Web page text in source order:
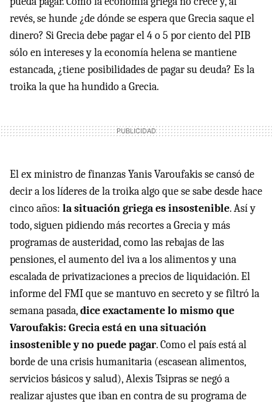
revés, se hunde ¿de dónde se espera que Grecia saque el
dinero? Si Grecia debe pagar el 4 o 5 por ciento del PIB
sólo en intereses y la economía helena se mantiene
estancada, ¿tiene posibilidades de pagar su deuda? Es la
troika la que ha hundido a Grecia.
El ex ministro de finanzas Yanis Varoufakis se cansó de
decir a los líderes de la troika algo que se sabe desde hace
cinco años: la situación griega es insostenible. Así y
todo, siguen pidiendo más recortes a Grecia y más
programas de austeridad, como las rebajas de las
pensiones, el aumento del iva a los alimentos y una
escalada de privatizaciones a precios de liquidación. El
informe del FMI que se mantuvo en secreto y se filtró la
semana pasada,dice exactamente lo mismo que
Varoufakis: Grecia está en una situación
insostenible y no puede pagar. Como el país está al
borde de una crisis humanitaria (escasean alimentos,
servicios básicos y salud), Alexis Tsipras se negó a
realizar ajustes que iban en contra de su programa de